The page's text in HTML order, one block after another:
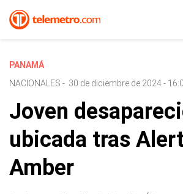
PANAMÁ
NACIONALES - 30 de diciembre de 2024 -
Joven
ubicada tras
Amber